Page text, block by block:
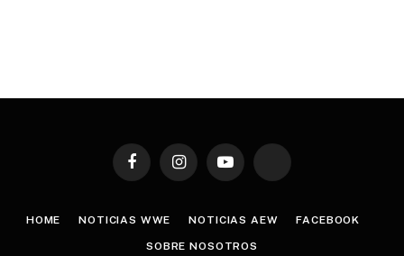
FacebookInstagramYouTube TikTok
HOME NOTICIAS WWE NOTICIAS AEW FACEBOOK
SOBRE NOSOTROS